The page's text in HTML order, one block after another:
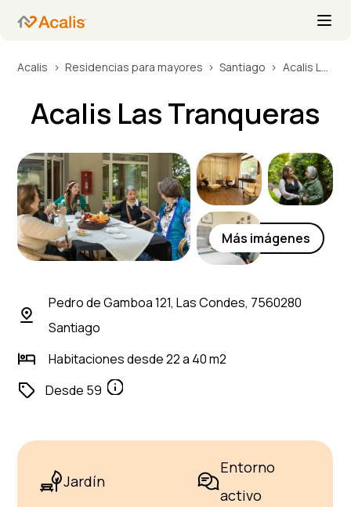
Acalis Residencias para mayores Santiago Acalis Las Tranqueras
Acalis Las Tranqueras
Más imágenes
Pedro de Gamboa 121, Las Condes, 7560280
Santiago
Habitaciones desde 22 a 40 m2
Desde 59
Jardín
Entorno
activo